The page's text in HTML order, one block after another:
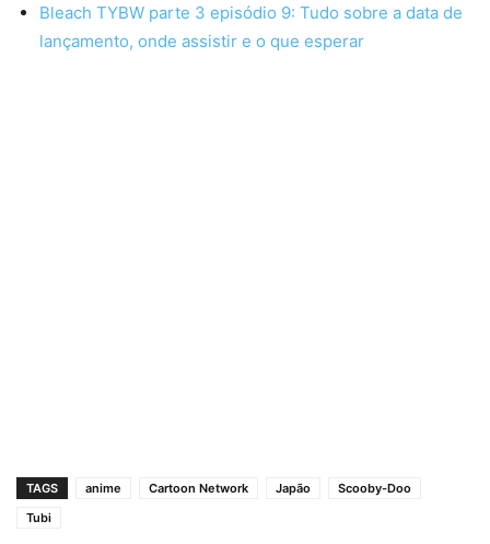
Bleach TYBW parte 3 episódio 9: Tudo sobre a data de
lançamento, onde assistir e o que esperar
TAGS anime Cartoon Network Japão
Scooby-Doo
Tubi